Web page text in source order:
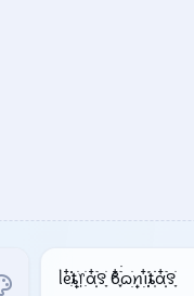
ᥣᧉ᩠ִ໋֗֗ȶׂׅ᥅ִׂαִׂ໋ׅׅ࣪꯱ָׂ ϐִִׂ໋֢࣪࣪ᦒ᩠ׂׅꪀ݂࣭݂ꪱִ໋ׅ࣪֗ȶִׂׂׅαִׂ໋ׅׅ࣪꯱ָׂ